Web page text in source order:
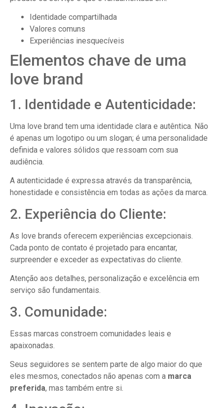
Identidade compartilhada
Valores comuns
Experiências inesquecíveis
Elementos chave de uma
love brand
1. Identidade e Autenticidade:
Uma love brand tem uma identidade clara e autêntica. Não
é apenas um logotipo ou um slogan; é uma personalidade
definida e valores sólidos que ressoam com sua
audiência.
A autenticidade é expressa através da transparência,
honestidade e consistência em todas as ações da marca.
2. Experiência do Cliente:
As love brands oferecem experiências excepcionais.
Cada ponto de contato é projetado para encantar,
surpreender e exceder as expectativas do cliente.
Atenção aos detalhes, personalização e excelência em
serviço são fundamentais.
3. Comunidade:
Essas marcas constroem comunidades leais e
apaixonadas.
Seus seguidores se sentem parte de algo maior do que
eles mesmos, conectados não apenas com a marca
preferida, mas também entre si.